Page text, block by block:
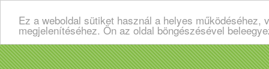
Ez a weboldal sütiket használ a helyes
megjelenítéséhez. Ön az oldal böngészésével